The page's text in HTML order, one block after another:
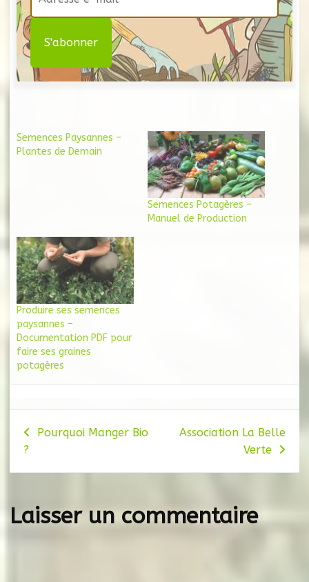
Semences Paysannes –
Plantes de Demain
Semences Potagères –
Manuel de Production
Produire ses semences
paysannes –
Documentation PDF pour
faire ses graines
potagères
Navigation
de
l’article
Pourquoi Manger Bio
?
Association La Belle
Verte
Laisser un commentaire